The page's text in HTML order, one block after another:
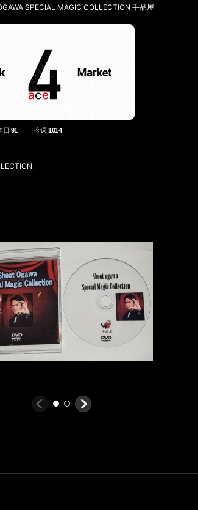
SPECIAL MAGIC COLLECTION 手品屋
日:91 今週:1014
」